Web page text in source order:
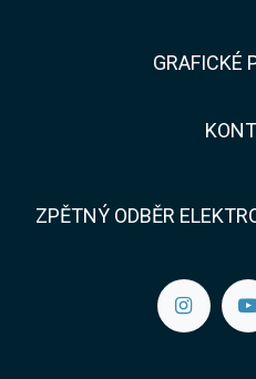
GRAFICKÉ
ZPĚTNÝ ODBĚR